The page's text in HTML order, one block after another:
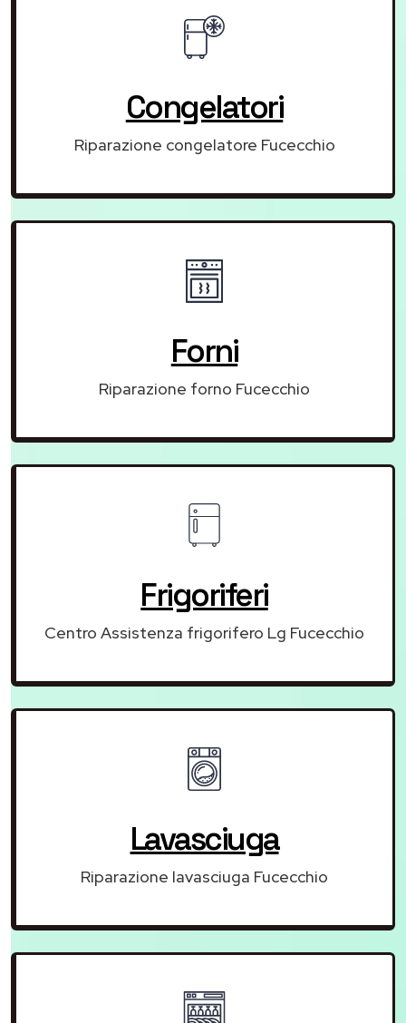
Congelatori
Riparazione congelatore Fucecchio
Forni
Riparazione forno Fucecchio
Frigoriferi
Centro Assistenza frigorifero Lg Fucecchio
Lavasciuga
Riparazione lavasciuga Fucecchio